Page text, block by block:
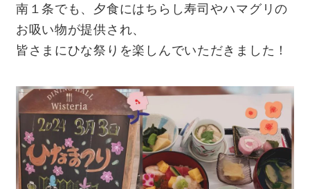
Facebookで最新情報をチェック！
Instagramで最新情報をチェック！
南１条でも、夕食にはちらし寿司やハマグリの
お吸い物が提供され、
皆さまにひな祭りを楽しんでいただきました！